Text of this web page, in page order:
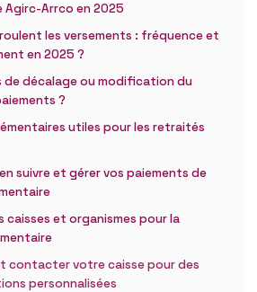
Agirc-Arrco en 2025
les versements : fréquence et
en 2025 ?
de décalage ou modification du
?
utiles pour les retraités
suivre et gérer vos paiements de
et organismes pour la
contacter votre caisse pour des
personnalisées